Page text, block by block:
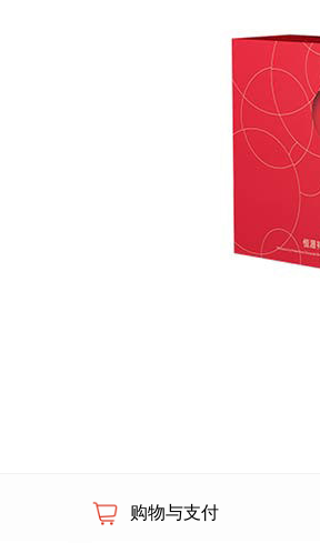
购物与支付